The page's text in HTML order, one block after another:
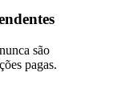
são
pagas.